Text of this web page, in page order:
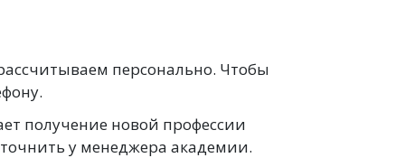
персонально. Чтобы
получение новой профессии
у менеджера академии.